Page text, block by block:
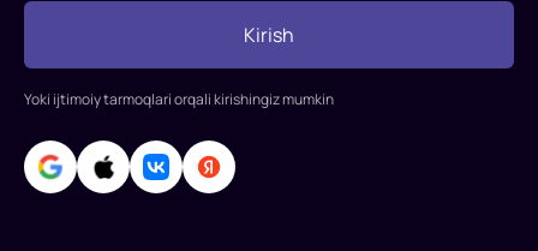
Kirish
Yoki ijtimoiy tarmoqlari orqali kirishingiz mumkin